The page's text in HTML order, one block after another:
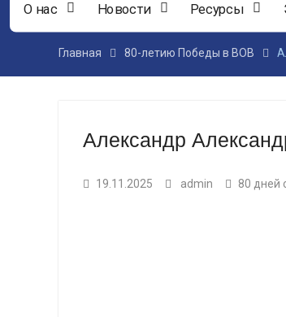
О нас Новости Ресурсы
Главная 80-летию Победы в ВОВ
Александр
19.11.2025 admin 80 дней